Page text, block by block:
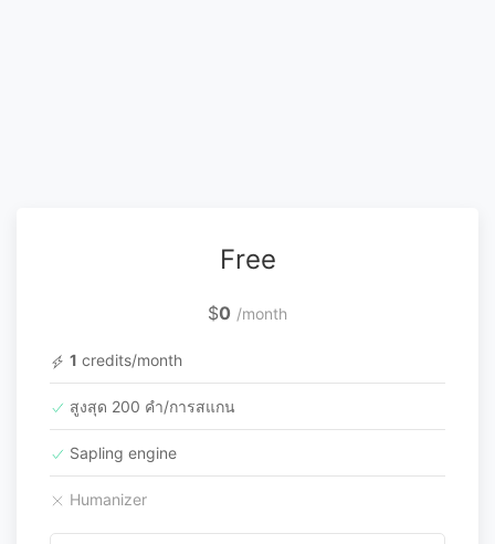
Free
$0 /month
1 credits/month
สูงสุด 200 คำ/การสแกน
Sapling engine
Humanizer